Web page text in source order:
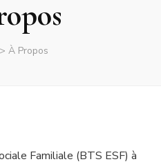
> À Propos
Familiale (BTS ESF) à